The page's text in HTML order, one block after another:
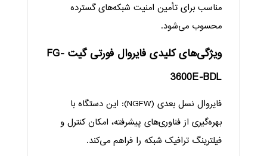
مناسب برای تأمین امنیت شبکه‌های گسترده
محسوب می‌شود.
ویژگی‌های کلیدی فایروال فورتی گیت FG-
3600E-BDL
فایروال نسل بعدی (NGFW): این دستگاه با
بهره‌گیری از فناوری‌های پیشرفته، امکان کنترل و
فیلترینگ ترافیک شبکه را فراهم می‌کند.